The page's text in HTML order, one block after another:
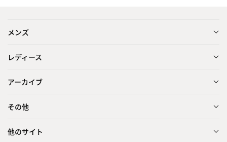
メンズ
レディース
アーカイブ
その他
他のサイト